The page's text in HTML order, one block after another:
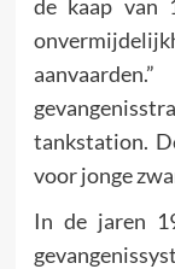
de kaap van
tankstation.
voor jonge
In de jaren